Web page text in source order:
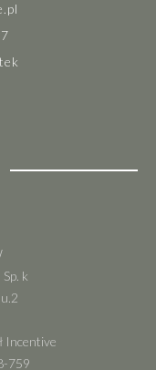
k
Incentive
759